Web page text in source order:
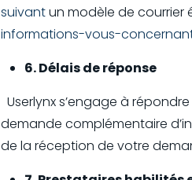
suivantun modèle de courrier
informations-vous-
6. Délais de réponse
Userlynx s’engage à
demande complémentaire
de la réception de votre